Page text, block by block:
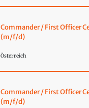
Commander / First Officer
(m/f/d)
Österreich
Commander / First Officer
(m/f/d)